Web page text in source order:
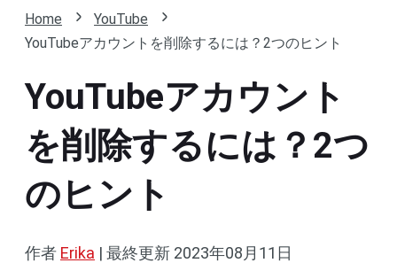
Home
YouTube
YouTubeアカウントを削除するには？2つのヒント
YouTubeアカウント
を削除するには？2つ
のヒント
作者 Erika | 最終更新 2023年08月11日